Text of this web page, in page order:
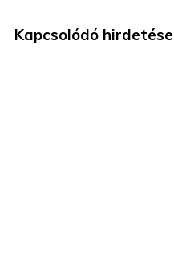
Kapcsolódó